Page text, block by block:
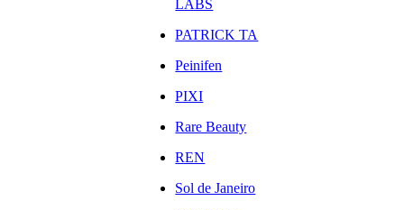
LABS
PATRICK TA
Peinifen
PIXI
Rare Beauty
REN
Sol de Janeiro